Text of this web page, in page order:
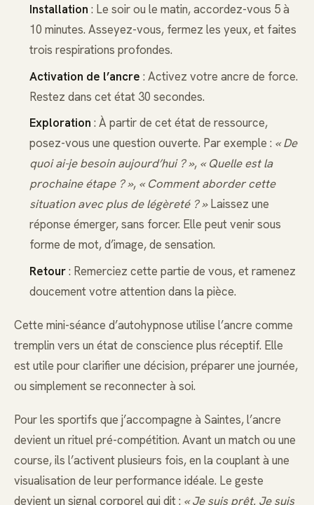
Installation : Le soir ou le matin, accordez-vous 5 à
10 minutes. Asseyez-vous, fermez les yeux, et faites
trois respirations profondes.
Activation de l’ancre : Activez votre ancre de force.
Restez dans cet état 30 secondes.
Exploration : À partir de cet état de ressource,
posez-vous une question ouverte. Par exemple : « De
quoi ai-je besoin aujourd’hui ? », « Quelle est la
prochaine étape ? », « Comment aborder cette
situation avec plus de légèreté ? »Laissez une
réponse émerger, sans forcer. Elle peut venir sous
forme de mot, d’image, de sensation.
Retour: Remerciez cette partie de vous, et ramenez
doucement votre attention dans la pièce.
Cette mini-séance d’autohypnose utilise l’ancre comme
tremplin vers un état de conscience plus réceptif. Elle
est utile pour clarifier une décision, préparer une journée,
ou simplement se reconnecter à soi.
Pour les sportifs que j’accompagne à Saintes, l’ancre
devient un rituel pré-compétition. Avant un match ou une
course, ils l’activent plusieurs fois, en la couplant à une
visualisation de leur performance idéale. Le geste
devient un signal corporel qui dit : « Je suis prêt. Je suis